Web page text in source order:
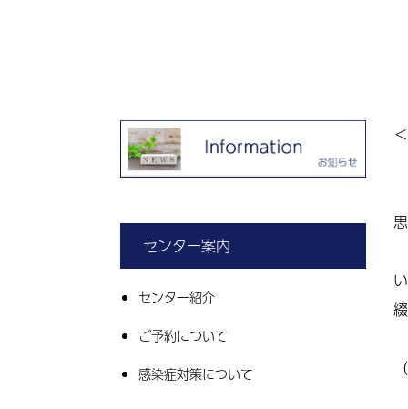
センター案内
センター紹介
ご予約について
感染症対策について